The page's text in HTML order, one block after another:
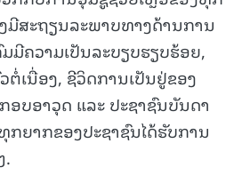
ມີສະຖຽນລະພາບທາງດ້ານການ
ຄວາມເປັນລະບຽບຮຽບຮ້ອຍ,
ເນື່ອງ, ຊີວິດການເປັນຢູ່ຂອງ
ອບອາວຸດ ແລະ ປະຊາຊົນບັນດາ
ກຍາກຂອງປະຊາຊົນໄດ້ຮັບການ
.